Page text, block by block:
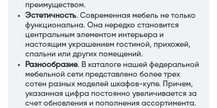
преимуществом.
Эстетичность. Современная мебель не только
функциональна. Она нередко становится
центральным элементом интерьера и
настоящим украшением гостиной, прихожей,
спальни или других помещений.
Разнообразие. В каталоге нашей федеральной
мебельной сети представлено более трех
сотен разных моделей шкафов-купе. Причем,
указанная цифра постоянно увеличивается за
счет обновления и пополнения ассортимента.